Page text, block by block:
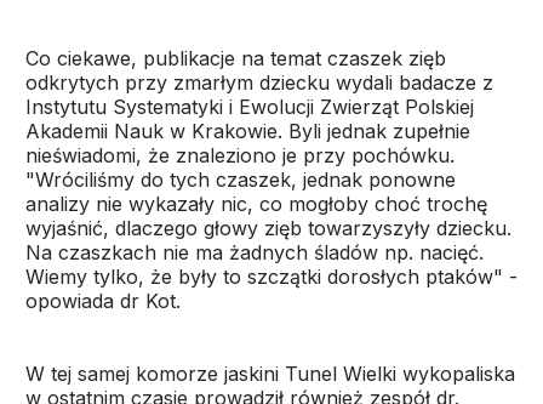
Co ciekawe, publikacje na temat czaszek zięb
odkrytych przy zmarłym dziecku wydali badacze z
Instytutu Systematyki i Ewolucji Zwierząt Polskiej
Akademii Nauk w Krakowie. Byli jednak zupełnie
nieświadomi, że znaleziono je przy pochówku.
"Wróciliśmy do tych czaszek, jednak ponowne
analizy nie wykazały nic, co mogłoby choć trochę
wyjaśnić, dlaczego głowy zięb towarzyszyły dziecku.
Na czaszkach nie ma żadnych śladów np. nacięć.
Wiemy tylko, że były to szczątki dorosłych ptaków" -
opowiada dr Kot.
W tej samej komorze jaskini Tunel Wielki wykopaliska
w ostatnim czasie prowadził również zespół dr.